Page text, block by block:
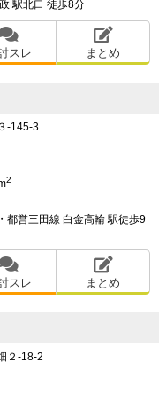
駅北口 徒歩8分
スレ まとめ
-145-3
2
都営三田線 白金高輪 駅徒歩9
スレ まとめ
２-18-2